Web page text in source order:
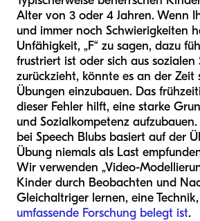
Alter von 3 oder 4 Jahren. Wenn
und immer noch Schwierigkeiten
Unfähigkeit, „F“ zu sagen, dazu
frustriert ist oder sich aus sozialen
zurückzieht, könnte es an der Zeit
Übungen einzubauen. Das
dieser Fehler hilft, eine starke
und Sozialkompetenz
bei Speech Blubs basiert auf der
Übung niemals als Last
Wir verwenden „Video-
Kinder durch Beobachten und
Gleichaltriger lernen, eine
umfassende Forschung belegt ist.